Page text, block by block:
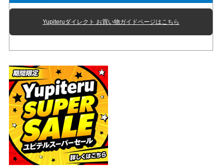
Yupiteruダイレクト お買い物ガイドページはこちら